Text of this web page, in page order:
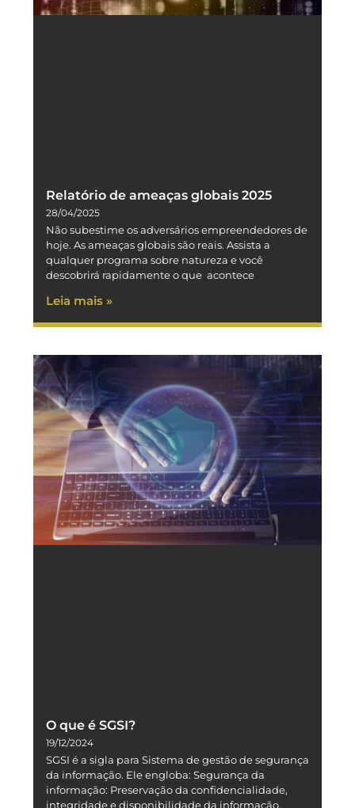
Relatório de ameaças globais 2025
28/04/2025
Não subestime os adversários empreendedores de
hoje. As ameaças globais são reais. Assista a
qualquer programa sobre natureza e você
descobrirá rapidamente o que acontece
Leia mais »
O que é SGSI?
19/12/2024
SGSI é a sigla para Sistema de gestão de segurança
da informação. Ele engloba: Segurança da
informação: Preservação da confidencialidade,
integridade e disponibilidade da informação.